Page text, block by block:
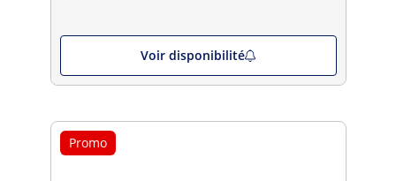
Voir disponibilité
Promo